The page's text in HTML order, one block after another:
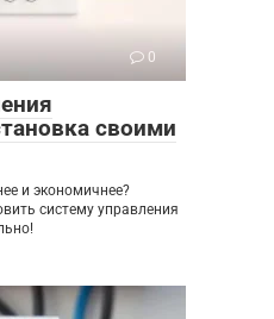
0
своими
и экономичнее?
систему управления